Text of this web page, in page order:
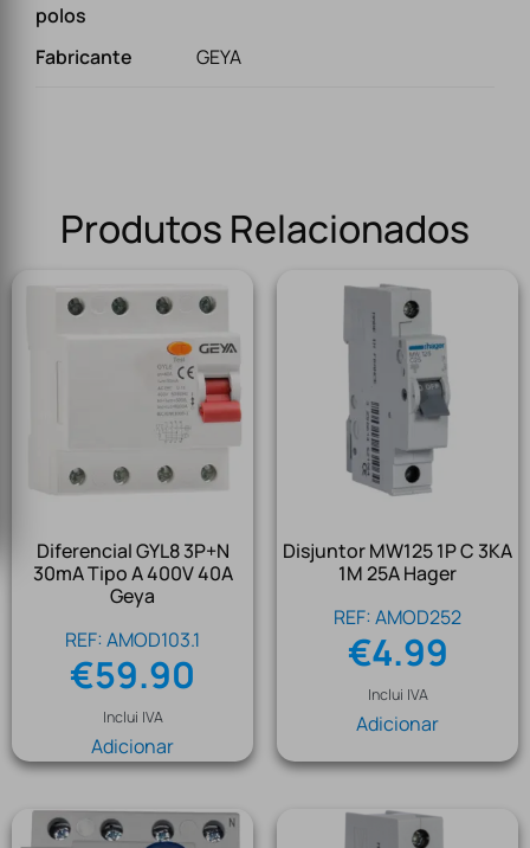
polos
Fabricante GEYA
Produtos Relacionados
Diferencial GYL8 3P+N
30mA Tipo A 400V 40A
Geya
REF: AMOD103.1
€59.90
Inclui IVA
Adicionar
Disjuntor MW125 1P C 3KA
1M 25A Hager
REF: AMOD252
€4.99
Inclui IVA
Adicionar